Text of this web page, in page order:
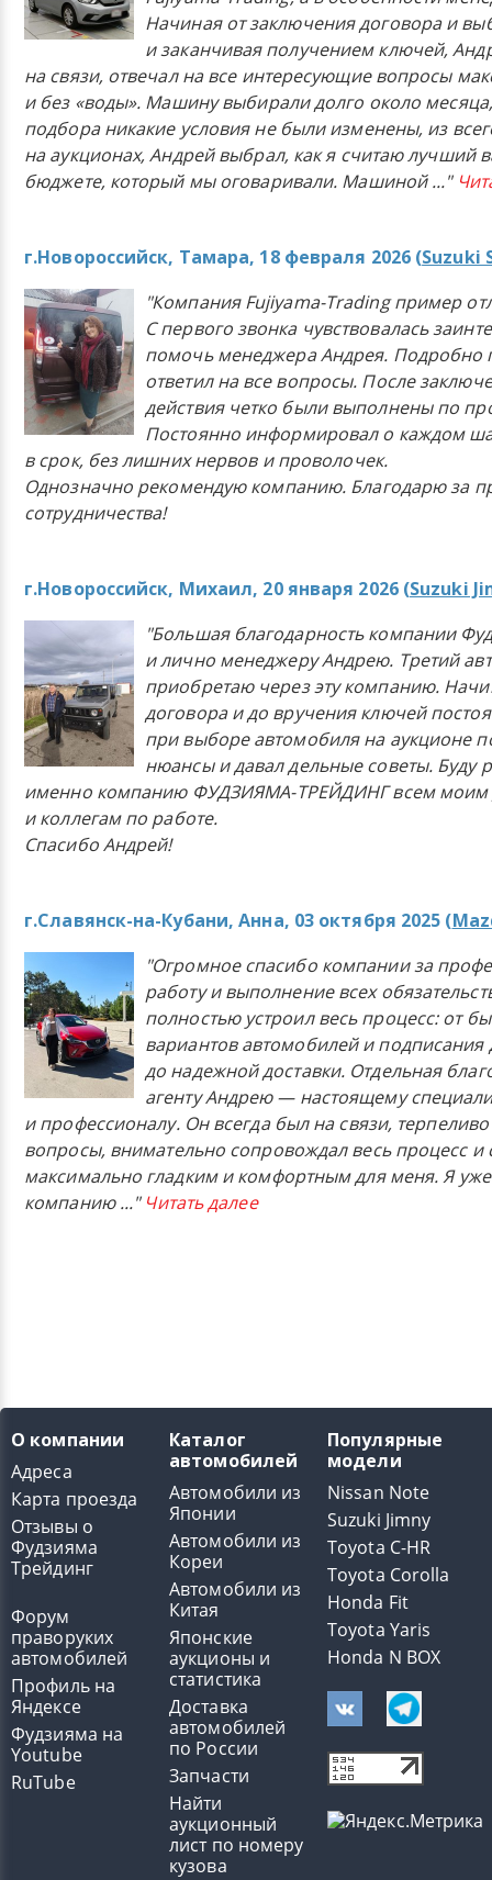
Начиная от заключения договора и
и заканчивая получением ключей,
на связи, отвечал на все интересующие вопросы
и без «воды». Машину выбирали долго около
подбора никакие условия не были изменены, из
на аукционах, Андрей выбрал, как я считаю лучший
бюджете, который мы оговаривали. Машиной..."
г.Новороссийск, Тамара, 18 февраля 2026 (Suzuki
"Компания Fujiyama-Trading пример
С первого звонка чувствовалась
помочь менеджера Андрея. Подробно
ответил на все вопросы. После
действия четко были выполнены по
Постоянно информировал о каждом
в срок, без лишних нервов и проволочек.
Однозначно рекомендую компанию. Благодарю за
сотрудничества!
г.Новороссийск, Михаил, 20 января 2026 (Suzuki
"Большая благодарность компании
и лично менеджеру Андрею. Третий
приобретаю через эту компанию.
договора и до вручения ключей
при выборе автомобиля на аукционе
нюансы и давал дельные советы. Буду
именно компанию ФУДЗИЯМА-ТРЕЙДИНГ всем моим
и коллегам по работе.
Спасибо Андрей!
г.Славянск-на-Кубани, Анна, 03 октября 2025 (
"Огромное спасибо компании за
работу и выполнение всех
полностью устроил весь процесс: от
вариантов автомобилей и подписания
до надежной доставки. Отдельная
агенту Андрею — настоящему
и профессионалу. Он всегда был на связи,
вопросы, внимательно сопровождал весь процесс и
максимально гладким и комфортным для меня. Я
компанию..." Читать далее
О компании
Адреса
Карта проезда
Отзывы о
Фудзияма
Трейдинг
Форум
праворуких
автомобилей
Профиль на
Яндексе
Фудзияма на
Youtube
RuTube
Каталог
автомобилей
Автомобили из
Японии
Автомобили из
Кореи
Автомобили из
Китая
Японские
аукционы и
статистика
Доставка
автомобилей
по России
Запчасти
Найти
аукционный
лист по номеру
кузова
Популярные
модели
Nissan Note
Suzuki Jimny
Toyota C-HR
Toyota Corolla
Honda Fit
Toyota Yaris
Honda N BOX